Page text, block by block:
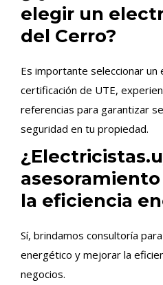
elegir un
del Cerro?
Es importante seleccionar un
certificación de UTE,
referencias para garantizar
seguridad en tu propiedad.
la eficiencia
Sí, brindamos consultoría
energético y mejorar la
negocios.